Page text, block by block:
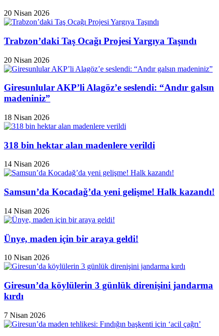
20 Nisan 2026
Trabzon’daki Taş Ocağı Projesi Yargıya Taşındı
20 Nisan 2026
Giresunlular AKP’li Alagöz’e seslendi: “Andır galsın
madeniniz”
18 Nisan 2026
318 bin hektar alan madenlere verildi
14 Nisan 2026
Samsun’da Kocadağ’da yeni gelişme! Halk kazandı!
14 Nisan 2026
Ünye, maden için bir araya geldi!
10 Nisan 2026
Giresun’da köylülerin 3 günlük direnişini jandarma
kırdı
7 Nisan 2026